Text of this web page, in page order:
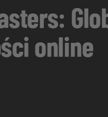
online